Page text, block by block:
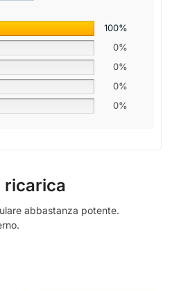
100%
0%
0%
0%
0%
ricarica
abbastanza potente.